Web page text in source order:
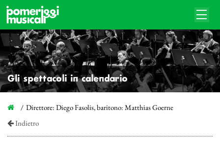
Gli spettacoli in calendario
Direttore: Diego Fasolis, baritono: Matthias Goerne
Indietro